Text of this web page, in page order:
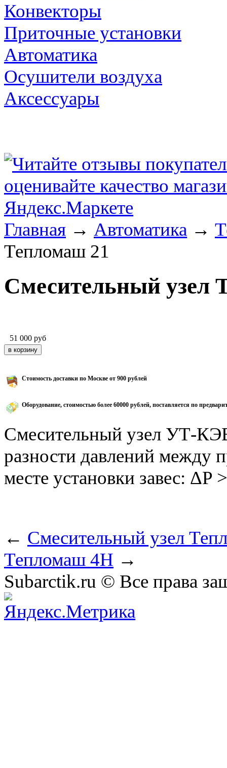
Конвекторы
Приточные установки
Автоматика
Осушители воздуха
Аксессуары
Главная → Автоматика →
Тепломаш 21
Смесительный узел
51 000 руб
Стоимость доставки по Москве от 900 рублей
Оборудование, стоимостью более 60000 рублей, поставляется по
Смесительный узел УТ-
разности давлений между
месте установки завес: ΔP
← Смесительный узел
Тепломаш 4Н →
Subarctik.ru © Все права